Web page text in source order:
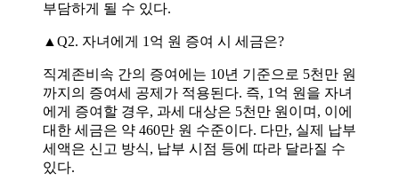
부담하게 될 수 있다.
▲Q2. 자녀에게 1억 원 증여 시 세금은?
직계존비속 간의 증여에는 10년 기준으로 5천만 원
까지의 증여세 공제가 적용된다. 즉, 1억 원을 자녀
에게 증여할 경우, 과세 대상은 5천만 원이며, 이에
대한 세금은 약 460만 원 수준이다. 다만, 실제 납부
세액은 신고 방식, 납부 시점 등에 따라 달라질 수
있다.